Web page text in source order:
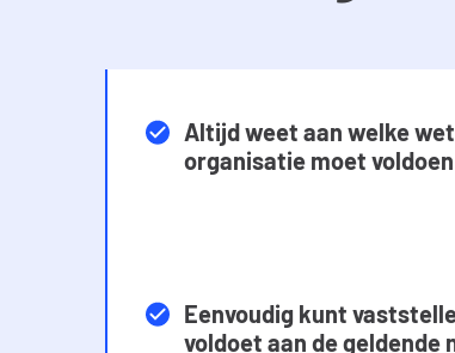
Altijd weet aan welke
organisatie moet voldoen
Eenvoudig kunt
voldoet aan de geldende